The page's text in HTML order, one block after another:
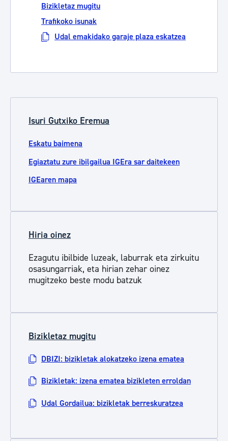
Bizikletaz mugitu
Trafikoko isunak
Udal emakidako garaje plaza eskatzea
Isuri Gutxiko Eremua
Eskatu baimena
Egiaztatu zure ibilgailua IGEra sar daitekeen
IGEaren mapa
Hiria oinez
Ezagutu ibilbide luzeak, laburrak eta zirkuitu
osasungarriak, eta hirian zehar oinez
mugitzeko beste modu batzuk
Bizikletaz mugitu
DBIZI: bizikletak alokatzeko izena ematea
Bizikletak: izena ematea bizikleten erroldan
Udal Gordailua: bizikletak berreskuratzea